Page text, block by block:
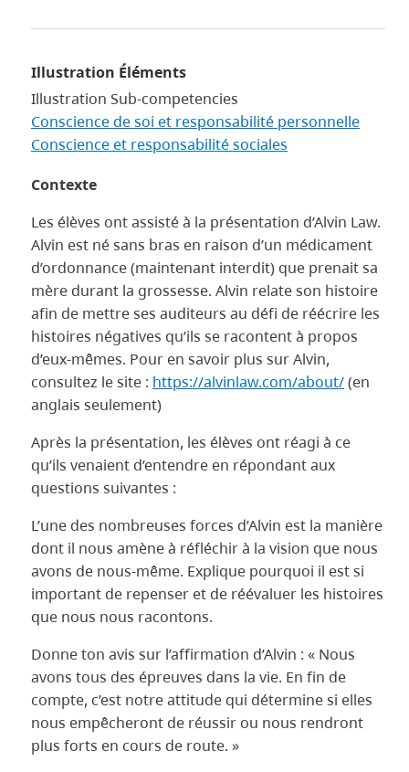
Illustration Éléments
Illustration Sub-competencies
Conscience de soi et responsabilité personnelle
Conscience et responsabilité sociales
Contexte
Les élèves ont assisté à la présentation d’Alvin Law.
Alvin est né sans bras en raison d’un médicament
d’ordonnance (maintenant interdit) que prenait sa
mère durant la grossesse. Alvin relate son histoire
afin de mettre ses auditeurs au défi de réécrire les
histoires négatives qu’ils se racontent à propos
d’eux-mêmes. Pour en savoir plus sur Alvin,
consultez le site : https://alvinlaw.com/about/(en
anglais seulement)
Après la présentation, les élèves ont réagi à ce
qu’ils venaient d’entendre en répondant aux
questions suivantes :
L’une des nombreuses forces d’Alvin est la manière
dont il nous amène à réfléchir à la vision que nous
avons de nous-même. Explique pourquoi il est si
important de repenser et de réévaluer les histoires
que nous nous racontons.
Donne ton avis sur l’affirmation d’Alvin : « Nous
avons tous des épreuves dans la vie. En fin de
compte, c’est notre attitude qui détermine si elles
nous empêcheront de réussir ou nous rendront
plus forts en cours de route. »